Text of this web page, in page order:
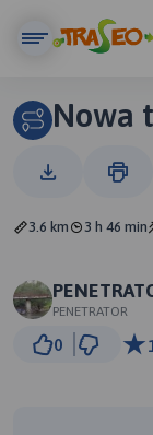
Nowa
3.6 km 3 h 46 min
PENETRATOR
0